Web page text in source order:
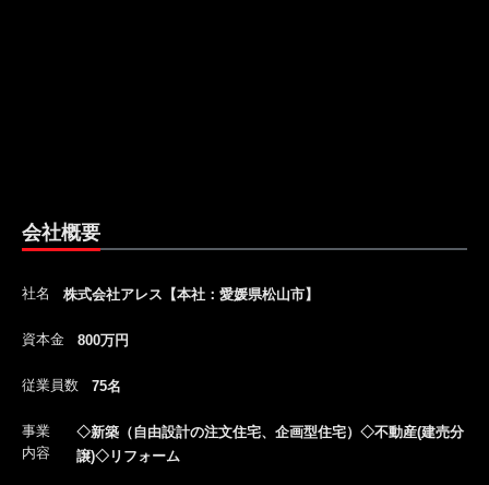
会社概要
社名 株式会社アレス【本社：愛媛県松山市】
資本金 800万円
従業員数 75名
事業
内容
◇新築（自由設計の注文住宅、企画型住宅）◇不動産(建売分
譲)◇リフォーム